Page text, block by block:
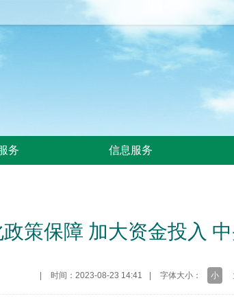
务 信息服务
策保障 加大资金投入
时间：2023-08-23 14:41 字体大小： 小